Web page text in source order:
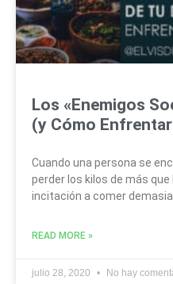
Los «Enemigos
(y Cómo
Cuando una persona se
perder los kilos de más
incitación a comer
READ MORE »
julio 28, 2020 No hay